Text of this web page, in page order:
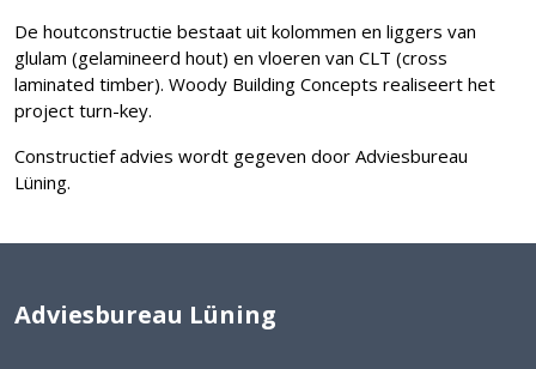
De houtconstructie bestaat uit kolommen en liggers van
glulam (gelamineerd hout) en vloeren van CLT (cross
laminated timber). Woody Building Concepts realiseert het
project turn-key.
Constructief advies wordt gegeven door Adviesbureau
Lüning.
Adviesbureau Lüning